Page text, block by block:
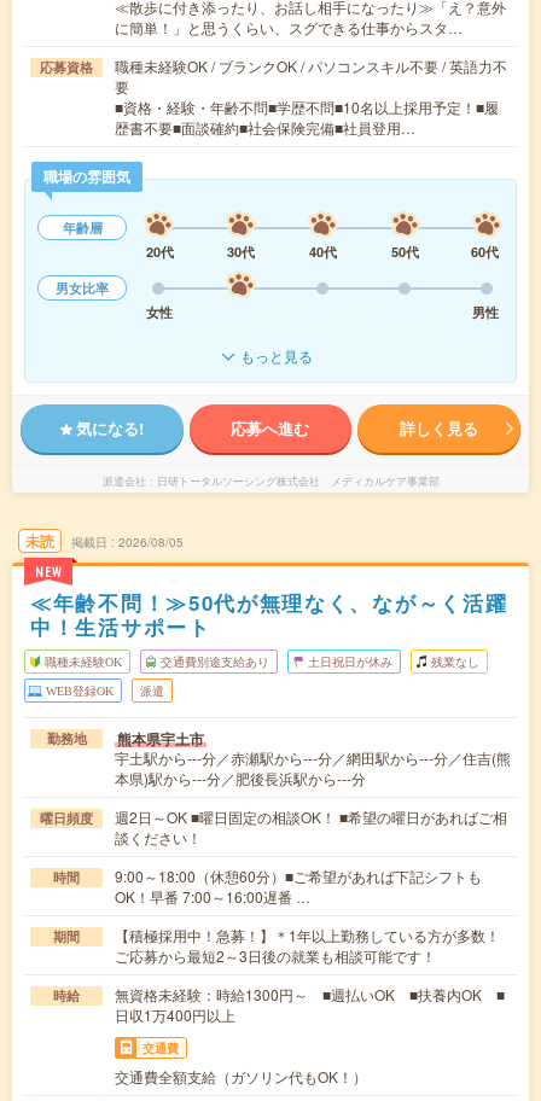
≪散歩に付き添ったり、お話し相手になったり≫「え？意外
に簡単！」と思うくらい、スグできる仕事からスタ…
応募資格
職種未経験OK / ブランクOK / パソコンスキル不要 / 英語力不
要
■資格・経験・年齢不問■学歴不問■10名以上採用予定！■履
歴書不要■面談確約■社会保険完備■社員登用…
職場の雰囲気
年齢層
20代
30代 40代 50代
60代
男女比率
女性
男性
もっと見る
気になる! 応募へ進む 詳しく見る
派遣会社 日研トータルソーシング株式会社 メディカルケア事業部
未読
NEW
掲載日 2026/08/05
≪年齢不問！≫50代が無理なく、なが～く活躍
中！生活サポート
職種未経験OK 交通費別途支給あり 土日祝日が休み 残業なし
WEB登録OK 派遣
勤務地 熊本県宇土市
宇土駅から---分／赤瀬駅から---分／網田駅から---分／住吉(熊
本県)駅から---分／肥後長浜駅から---分
曜日頻度
週2日～OK ■曜日固定の相談OK！ ■希望の曜日があればご相
談ください！
時間
9:00～18:00（休憩60分）■ご希望があれば下記シフトも
OK！早番 7:00～16:00遅番 …
期間
【積極採用中！急募！】＊1年以上勤務している方が多数！
ご応募から最短2～3日後の就業も相談可能です！
時給
無資格未経験：時給1300円～ ■週払いOK ■扶養内OK ■
日収1万400円以上
交通費
交通費全額支給（ガソリン代もOK！）